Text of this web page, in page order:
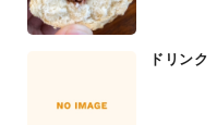
ドリンク